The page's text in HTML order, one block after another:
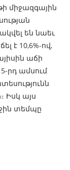
միջազգային
են նաեւ
է 10,6%-ով,
աճի
րդ ամսում
Իսկ այս
տեմպը